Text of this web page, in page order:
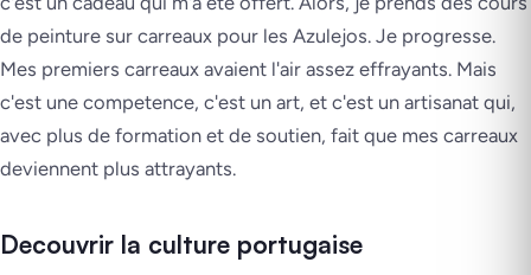
de peinture sur carreaux pour les Azulejos. Je progresse.
Mes premiers carreaux avaient l'air assez effrayants. Mais
c'est une competence, c'est un art, et c'est un artisanat qui,
avec plus de formation et de soutien, fait que mes carreaux
deviennent plus attrayants.
Decouvrir la culture portugaise